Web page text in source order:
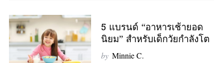
5 แบรนด์ “อาหารเช้ายอด
นิยม” สำหรับเด็กวัยกำลังโต
by Minnie C.
r
c
h
f
o